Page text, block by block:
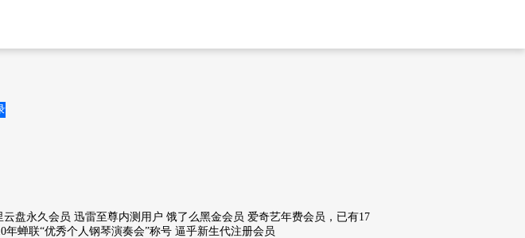
盘永久会员 迅雷至尊内测用户 饿了么黑金会员 爱奇艺年费会员，已有17
蝉联“优秀个人钢琴演奏会”称号 逼乎新生代注册会员